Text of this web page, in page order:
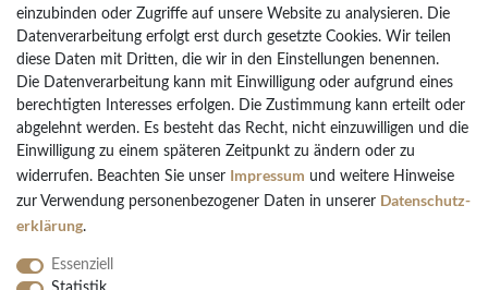
Vertrag widerrufen
Bezahlarten
PayPal
Vorkasse Überweisung
Kreditkarten
Kauf auf Rechnung
einzubinden oder Zugriffe auf unsere Website zu analysieren. Die
Datenverarbeitung erfolgt erst durch gesetzte Cookies. Wir teilen
diese Daten mit Dritten, die wir in den Einstellungen benennen.
Die Datenverarbeitung kann mit Einwilligung oder aufgrund eines
berechtigten Interesses erfolgen. Die Zustimmung kann erteilt oder
abgelehnt werden. Es besteht das Recht, nicht einzuwilligen und die
Einwilligung zu einem späteren Zeitpunkt zu ändern oder zu
widerrufen. Beachten Sie unser Impressum und weitere Hinweise
zur Verwendung personenbezogener Daten in unserer Daten­schutz­
erklärung.
Essenziell